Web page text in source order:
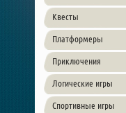
Квесты
Платформеры
Приключения
Логические игры
Спортивные игры